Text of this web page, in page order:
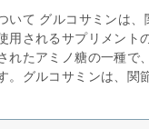
いて グルコサミンは、
用されるサプリメント
れたアミノ糖の一種で
。グルコサミンは、関